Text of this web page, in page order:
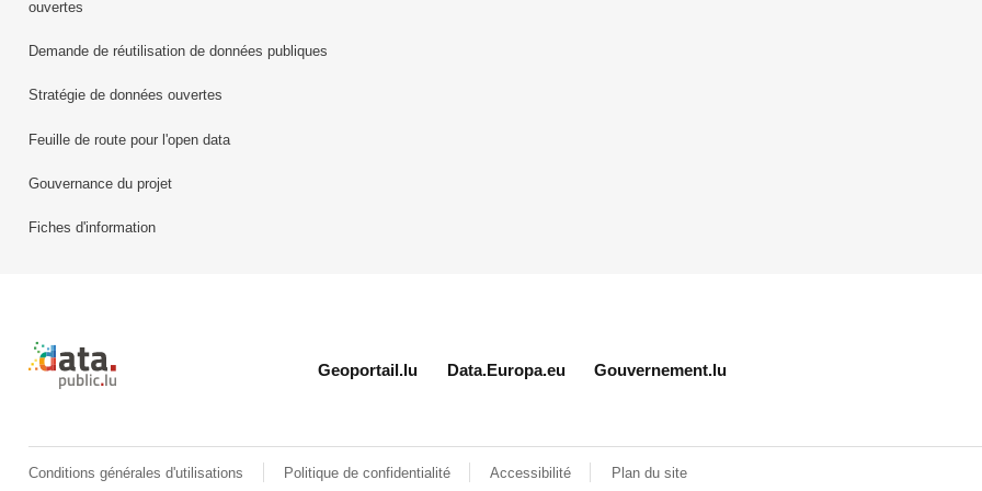
ouvertes
Demande de réutilisation de données publiques
Stratégie de données ouvertes
Feuille de route pour l'open data
Gouvernance du projet
Fiches d'information
Retour à l'accueil de data.public.lu
Geoportail.lu Data.Europa.eu Gouvernement.lu
Conditions générales d'utilisations Politique de confidentialité Accessibilité Plan du site